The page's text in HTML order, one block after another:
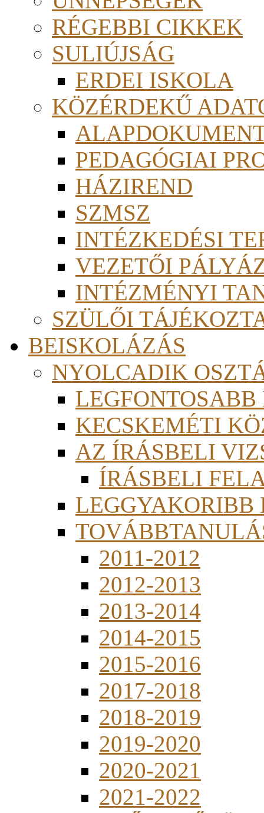
RÉGEBBI CIKKEK
SULIÚJSÁG
ERDEI ISKOLA
KÖZÉRDEKŰ
PEDAGÓGIAI
HÁZIREND
SZMSZ
INTÉZKEDÉSI
VEZETŐI
INTÉZMÉNYI
SZÜLŐI
BEISKOLÁZÁS
NYOLCADIK
KECSKEMÉTI
AZ ÍRÁSBELI
ÍRÁSBELI
LEGGYAKORIBB
2011-2012
2012-2013
2013-2014
2014-2015
2015-2016
2017-2018
2018-2019
2019-2020
2020-2021
2021-2022